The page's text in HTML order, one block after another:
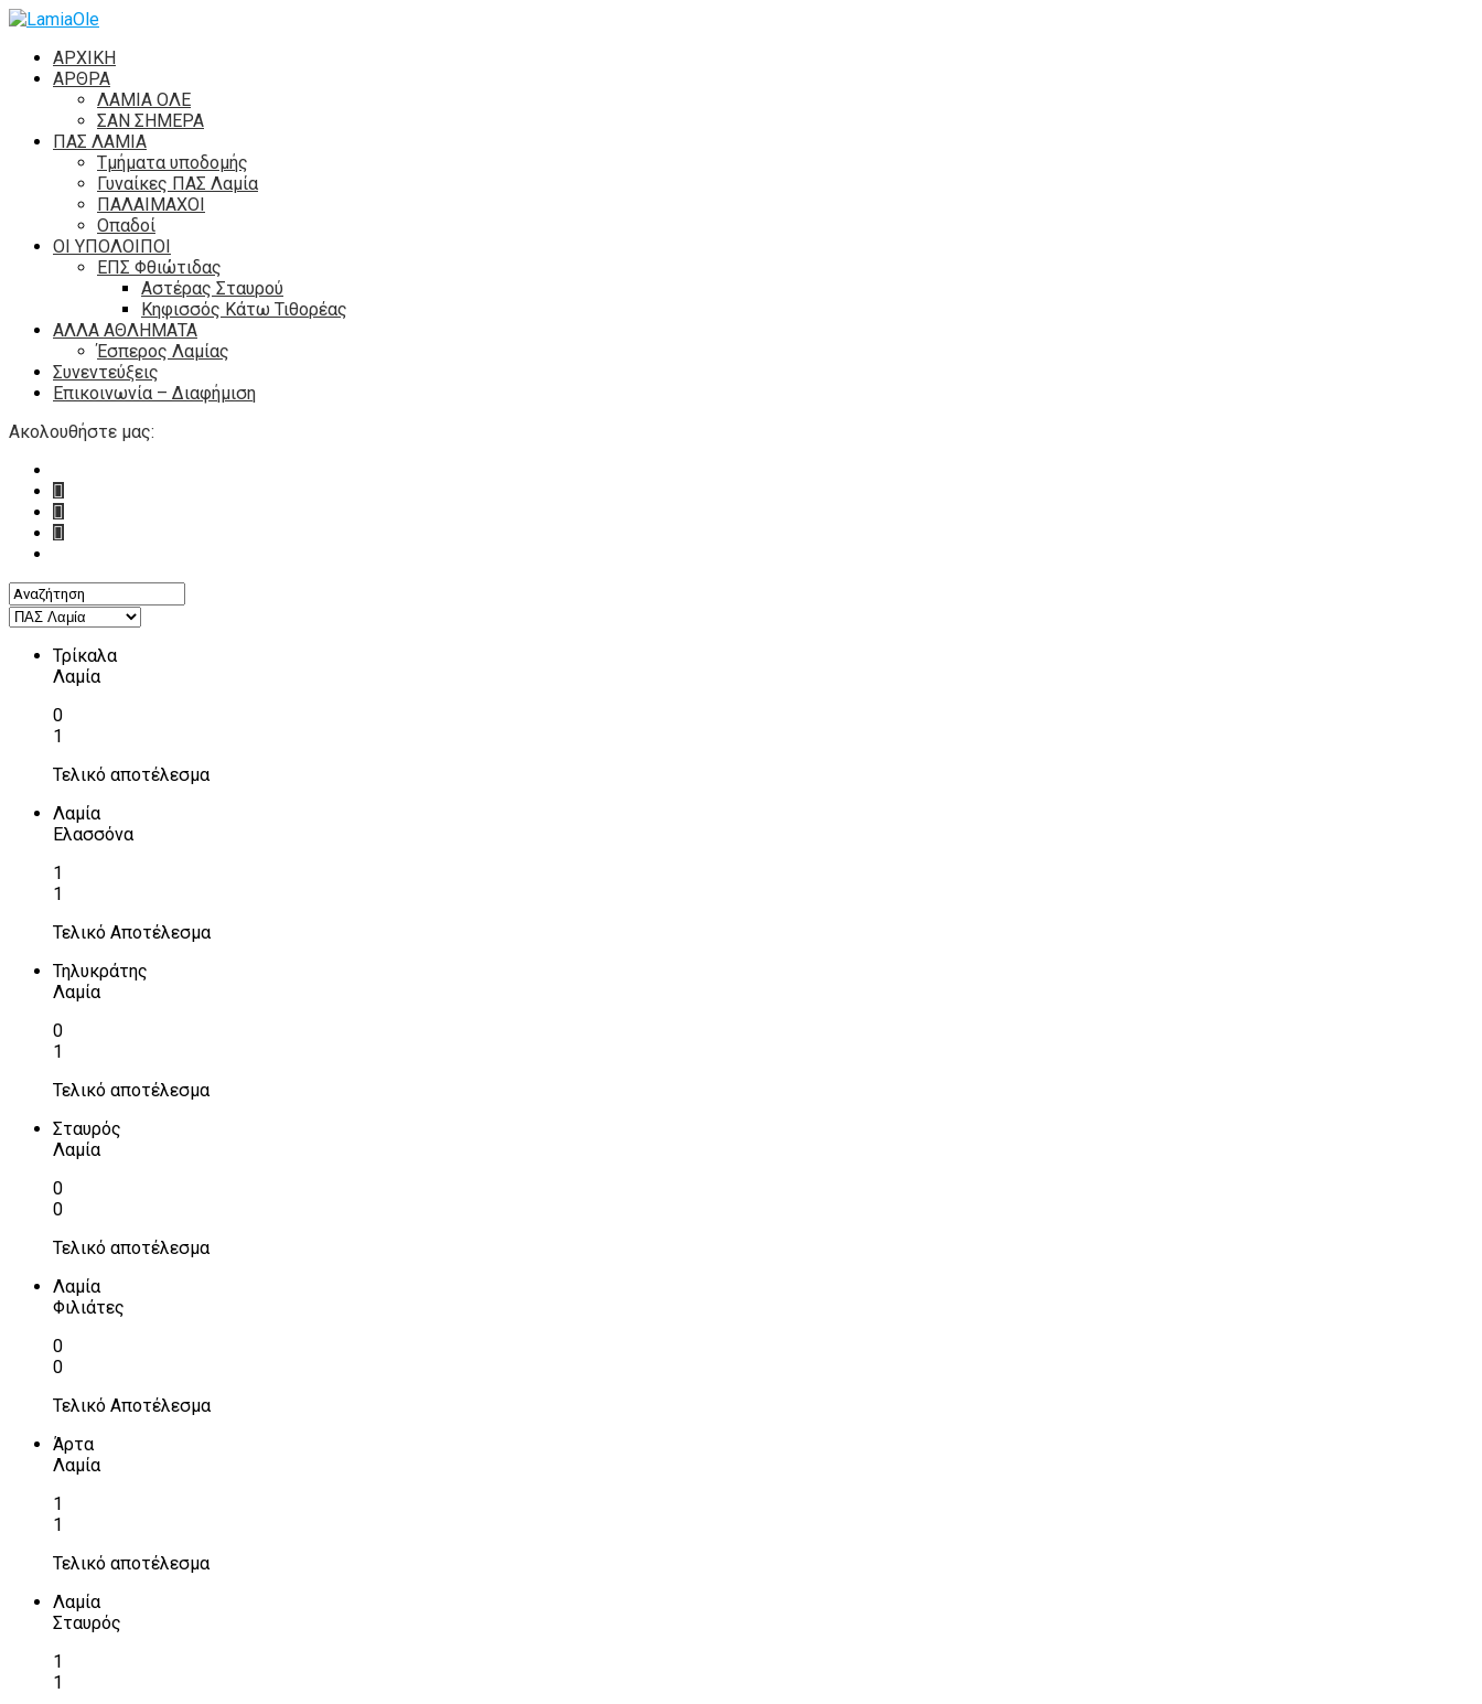
ΑΡΧΙΚΗ
ΑΡΘΡΑ
ΛΑΜΙΑ ΟΛΕ
ΣΑΝ ΣΗΜΕΡΑ
ΠΑΣ ΛΑΜΙΑ
Τμήματα υποδομής
Γυναίκες ΠΑΣ Λαμία
ΠΑΛΑΙΜΑΧΟΙ
Οπαδοί
ΟΙ ΥΠΟΛΟΙΠΟΙ
ΕΠΣ Φθιώτιδας
Αστέρας Σταυρού
Κηφισσός Κάτω Τιθορέας
ΑΛΛΑ ΑΘΛΗΜΑΤΑ
Έσπερος Λαμίας
Συνεντεύξεις
Επικοινωνία – Διαφήμιση
Ακολουθήστε μας:
Τρίκαλα
Λαμία
0
1
Τελικό αποτέλεσμα
Λαμία
Ελασσόνα
1
1
Τελικό Αποτέλεσμα
Τηλυκράτης
Λαμία
0
1
Τελικό αποτέλεσμα
Σταυρός
Λαμία
0
0
Τελικό αποτέλεσμα
Λαμία
Φιλιάτες
0
0
Τελικό Αποτέλεσμα
Άρτα
Λαμία
1
1
Τελικό αποτέλεσμα
Λαμία
Σταυρός
1
1